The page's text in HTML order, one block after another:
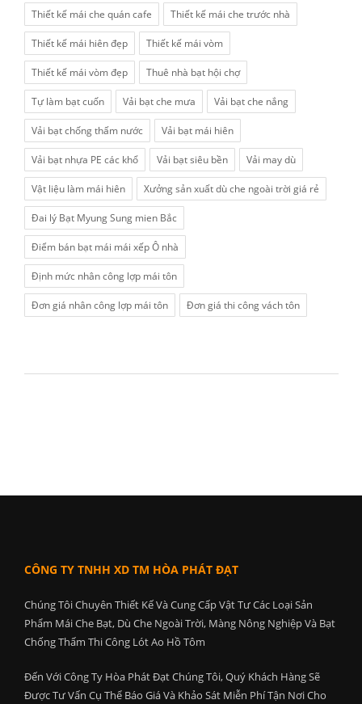
Thiết kế mái che quán cafe Thiết kế mái che trước nhà
Thiết kế mái hiên đẹp Thiết kế mái vòm
Thiết kế mái vòm đẹp Thuê nhà bạt hội chợ
Tự làm bạt cuốn Vải bạt che mưa Vải bạt che nắng
Vải bạt chống thấm nước Vải bạt mái hiên
Vải bạt nhựa PE các khổ Vải bạt siêu bền Vải may dù
Vật liệu làm mái hiên Xưởng sản xuất dù che ngoài trời giá rẻ
Đai lý Bạt Myung Sung mien Bắc
Điểm bán bạt mái mái xếp Ô nhà
Định mức nhân công lợp mái tôn
Đơn giá nhân công lợp mái tôn Đơn giá thi công vách tôn
CÔNG TY TNHH XD TM HÒA PHÁT ĐẠT
Chúng Tôi Chuyên Thiết Kế Và Cung Cấp Vật Tư Các Loại Sản
Phẩm Mái Che Bạt, Dù Che Ngoài Trời, Màng Nông Nghiệp Và Bạt
Chống Thấm Thi Công Lót Ao Hồ Tôm
Đến Với Công Ty Hòa Phát Đạt Chúng Tôi, Quý Khách Hàng Sẽ
Được Tư Vấn Cụ Thể Báo Giá Và Khảo Sát Miễn Phí Tận Nơi Cho